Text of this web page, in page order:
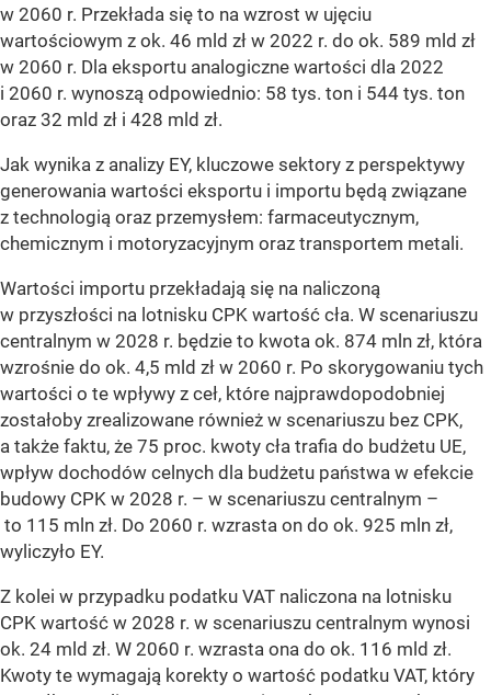
w 2060 r. Przekłada się to na wzrost w ujęciu
wartościowym z ok. 46 mld zł w 2022 r. do ok. 589 mld zł
w 2060 r. Dla eksportu analogiczne wartości dla 2022
i 2060 r. wynoszą odpowiednio: 58 tys. ton i 544 tys. ton
oraz 32 mld zł i 428 mld zł.
Jak wynika z analizy EY, kluczowe sektory z perspektywy
generowania wartości eksportu i importu będą związane
z technologią oraz przemysłem: farmaceutycznym,
chemicznym i motoryzacyjnym oraz transportem metali.
Wartości importu przekładają się na naliczoną
w przyszłości na lotnisku CPK wartość cła. W scenariuszu
centralnym w 2028 r. będzie to kwota ok. 874 mln zł, która
wzrośnie do ok. 4,5 mld zł w 2060 r. Po skorygowaniu tych
wartości o te wpływy z ceł, które najprawdopodobniej
zostałoby zrealizowane również w scenariuszu bez CPK,
a także faktu, że 75 proc. kwoty cła trafia do budżetu UE,
wpływ dochodów celnych dla budżetu państwa w efekcie
budowy CPK w 2028 r. – w scenariuszu centralnym –
to 115 mln zł. Do 2060 r. wzrasta on do ok. 925 mln zł,
wyliczyło EY.
Z kolei w przypadku podatku VAT naliczona na lotnisku
CPK wartość w 2028 r. w scenariuszu centralnym wynosi
ok. 24 mld zł. W 2060 r. wzrasta ona do ok. 116 mld zł.
Kwoty te wymagają korekty o wartość podatku VAT, który